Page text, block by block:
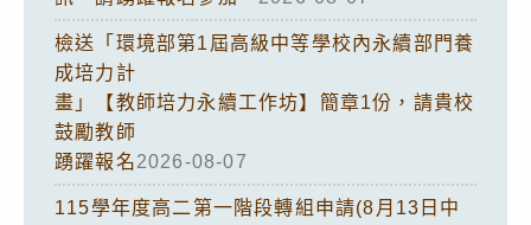
檢送「環境部第1屆高級中等學校內永續部門養
成培力計
畫」【教師培力永續工作坊】簡章1份，請貴校
鼓勵教師
踴躍報名2026-08-07
115學年度高二第一階段轉組申請(8月13日中